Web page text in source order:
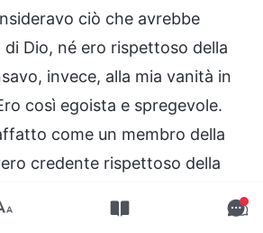
ciò che avrebbe
di Dio, né ero rispettoso della
invece, alla mia vanità in
così egoista e spregevole.
come un membro della
credente rispettoso della
responsabilità personale,